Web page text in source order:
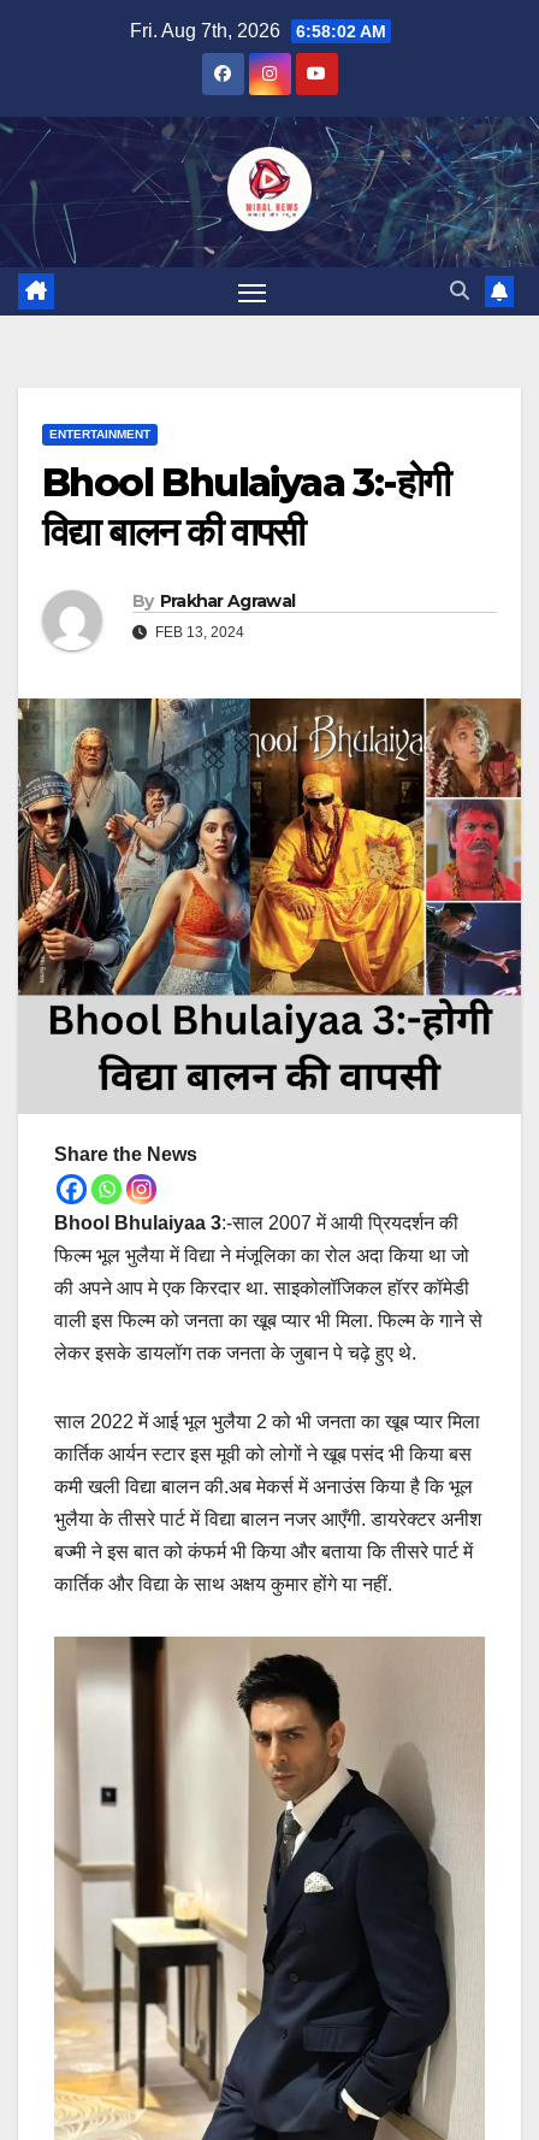
Fri. Aug 7th, 2026 6:58:03 AM
ENTERTAINMENT
Bhool Bhulaiyaa 3:-होगी
विद्या बालन की वापसी
By Prakhar Agrawal
FEB 13, 2024
Share the News
Bhool Bhulaiyaa 3:-साल 2007 में आयी प्रियदर्शन की
फिल्म भूल भुलैया में विद्या ने मंजूलिका का रोल अदा किया था जो
की अपने आप मे एक किरदार था. साइकोलॉजिकल हॉरर कॉमेडी
वाली इस फिल्म को जनता का खूब प्यार भी मिला. फिल्म के गाने से
लेकर इसके डायलॉग तक जनता के जुबान पे चढ़े हुए थे.
साल 2022 में आई भूल भुलैया 2 को भी जनता का खूब प्यार मिला
कार्तिक आर्यन स्टार इस मूवी को लोगों ने खूब पसंद भी किया बस
कमी खली विद्या बालन की.अब मेकर्स में अनाउंस किया है कि भूल
भुलैया के तीसरे पार्ट में विद्या बालन नजर आएँगी. डायरेक्टर अनीश
बज्मी ने इस बात को कंफर्म भी किया और बताया कि तीसरे पार्ट में
कार्तिक और विद्या के साथ अक्षय कुमार होंगे या नहीं.